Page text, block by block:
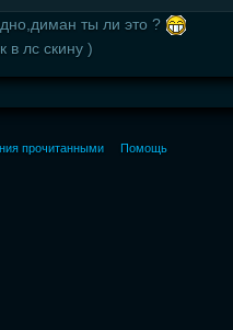
ты ли это ?
в лс скину )
прочитанными Помощь